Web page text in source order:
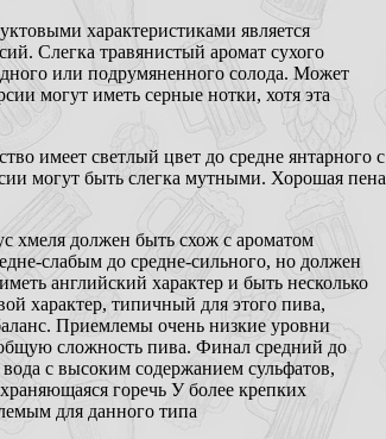
характеристиками является
Слегка травянистый аромат сухого
или подрумяненного солода. Может
могут иметь серные нотки, хотя эта
имеет светлый цвет до средне янтарного с
могут быть слегка мутными. Хорошая пена
хмеля должен быть схож с ароматом
слабым до средне-сильного, но должен
английский характер и быть несколько
характер, типичный для этого пива,
Приемлемы очень низкие уровни
общую сложность пива. Финал средний до
с высоким содержанием сульфатов,
горечь У более крепких
для данного типа